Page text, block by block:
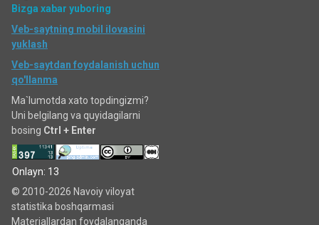
Bizga xabar yuboring
Veb-saytning mobil ilovasini
yuklash
Veb-saytdan foydalanish uchun
qo'llanma
Ma`lumotda xato topdingizmi?
Uni belgilang va quyidagilarni
bosing Ctrl + Enter
Onlayn: 13
© 2010-2026 Navoiy viloyat
statistika boshqarmasi
Materiallardan foydalanganda